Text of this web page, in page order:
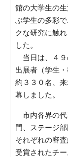
館の大学生の
ぶ学生の多彩
クな研究に触
した。
当日は、４９
出展者（学生・
約３３０名、
幕しました。
市内各界の代
門、ステージ
それぞれの審
受賞されたチ